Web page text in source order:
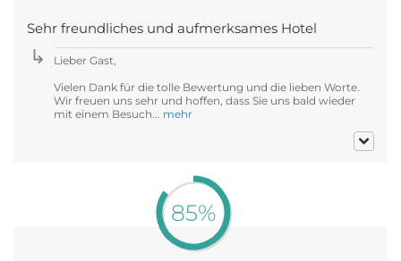
Sehr freundliches und aufmerksames Hotel
Lieber Gast,
Vielen Dank für die tolle Bewertung und die lieben Worte.
Wir freuen uns sehr und hoffen, dass Sie uns bald wieder
mit einem Besuch... mehr
85%